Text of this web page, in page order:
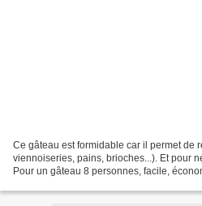
Ce gâteau est formidable car il permet de
viennoiseries, pains, brioches...). Et pour
Pour un gâteau 8 personnes, facile,